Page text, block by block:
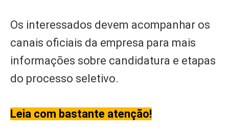
Os interessados devem acompanhar os
canais oficiais da empresa para mais
informações sobre candidatura e etapas
do processo seletivo.
Leia com bastante atenção!